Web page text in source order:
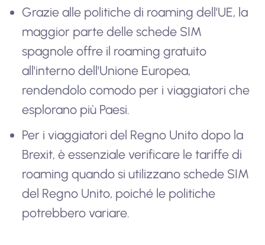
Grazie alle politiche di roaming dell'UE, la
maggior parte delle schede SIM
spagnole offre il roaming gratuito
all'interno dell'Unione Europea,
rendendolo comodo per i viaggiatori che
esplorano più Paesi.
Per i viaggiatori del Regno Unito dopo la
Brexit, è essenziale verificare le tariffe di
roaming quando si utilizzano schede SIM
del Regno Unito, poiché le politiche
potrebbero variare.